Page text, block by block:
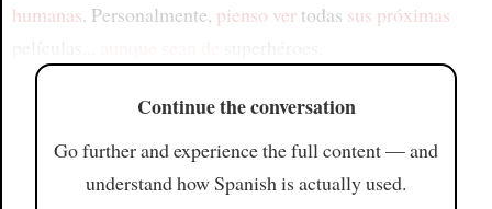
humanas. Personalmente, pienso vertodas sus próximas
Continue the conversation
Go further and experience the full content — and
understand how Spanish is actually used.